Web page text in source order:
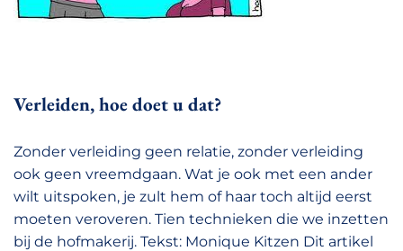
Verleiden, hoe doet u dat?
Zonder verleiding geen relatie, zonder verleiding
ook geen vreemdgaan. Wat je ook met een ander
wilt uitspoken, je zult hem of haar toch altijd eerst
moeten veroveren. Tien technieken die we inzetten
bij de hofmakerij. Tekst: Monique Kitzen Dit artikel